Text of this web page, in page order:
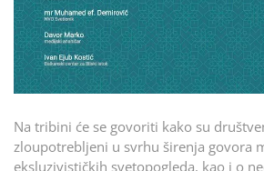
Na tribini će se govoriti kako su
zloupotrebljeni u svrhu širenja govora
eksluzivističkih svetopogleda, kao i o